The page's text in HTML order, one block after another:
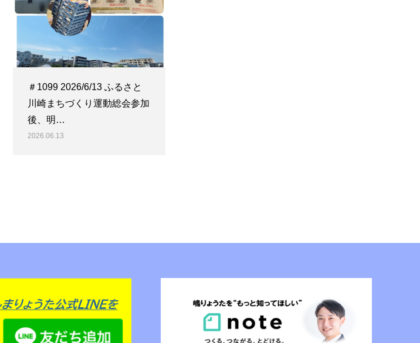
＃1099 2026/6/13 ふるさと
川崎まちづくり運動総会参加
後、明…
2026.06.13